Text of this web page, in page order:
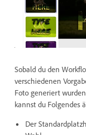
Sobald du den
verschiedenen
Foto generiert
kannst du Folgendes
Der